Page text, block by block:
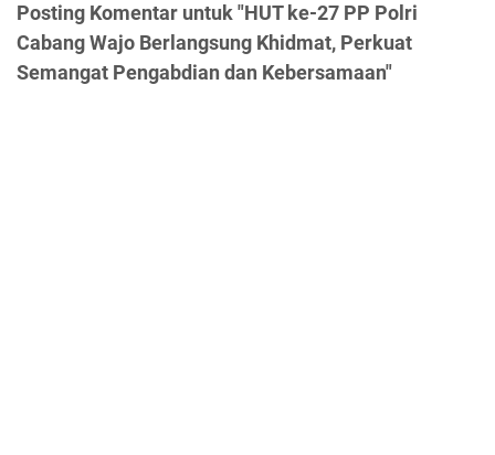
Posting Komentar untuk "HUT ke-27 PP Polri
Cabang Wajo Berlangsung Khidmat, Perkuat
Semangat Pengabdian dan Kebersamaan"